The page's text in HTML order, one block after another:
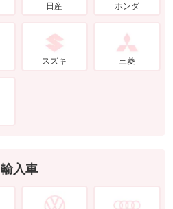
日産 ホンダ
スズキ 三菱
輸入車